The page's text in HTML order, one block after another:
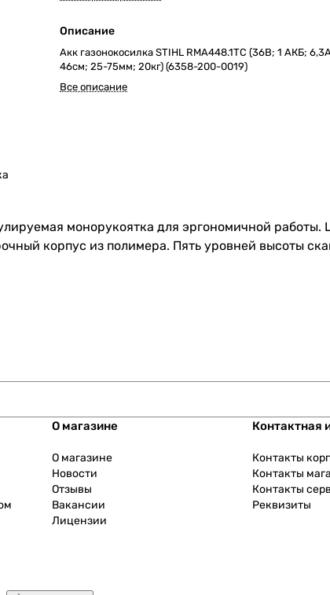
Описание
Акк газонокосилка STIHL RMA448.1TC (36В; 1 АКБ;
46cм; 25-75мм; 20кг) (6358-200-0019)
Все описание
монорукоятка для эргономичной работы.
корпус из полимера. Пять уровней высоты
О магазине
О магазине
Новости
Отзывы
Вакансии
Лицензии
Контактная
Контакты
Контакты
Контакты
Реквизиты